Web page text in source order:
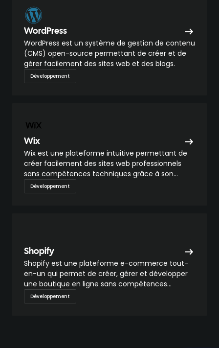
WordPress
WordPress est un système de gestion de contenu
(CMS) open-source permettant de créer et de
gérer facilement des sites web et des blogs.
Développement
Wix
Wix est une plateforme intuitive permettant de
créer facilement des sites web professionnels
sans compétences techniques grâce à son
éditeur glisser-déposer.
Développement
Shopify
Shopify est une plateforme e-commerce tout-
en-un qui permet de créer, gérer et développer
une boutique en ligne sans compétences
techniques. Elle s’adresse aussi bien aux
indépendants qu’aux marques DTC ou aux
Développement